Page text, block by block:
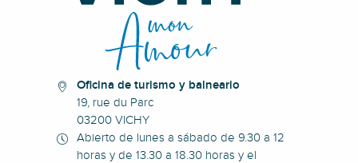
Oficina de turismo y balneario
19, rue du Parc
03200 VICHY
Abierto de lunes a sábado de 9.30 a 12
horas y de 13.30 a 18.30 horas y el